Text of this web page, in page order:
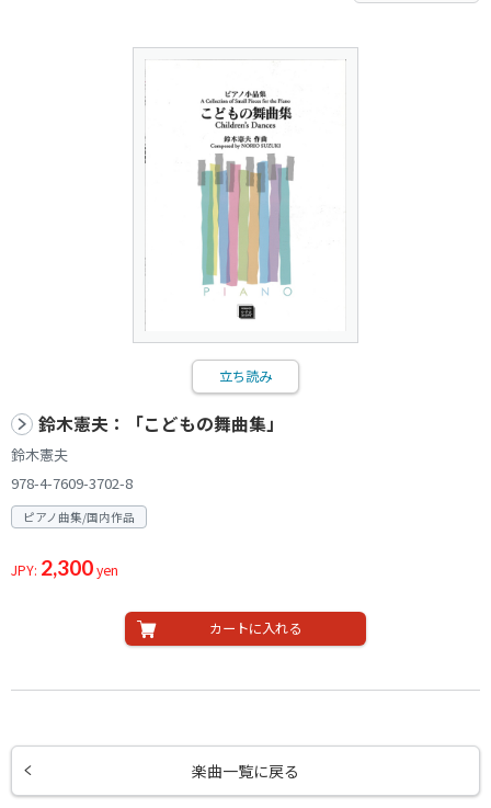
立ち読み
鈴木憲夫：「こどもの舞曲集」
鈴木憲夫
978-4-7609-3702-8
ピアノ曲集/国内作品
JPY: 2,300yen
カートに入れる
楽曲一覧に戻る